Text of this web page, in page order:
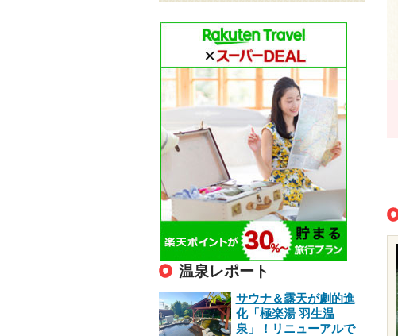
温泉レポート
サウナ＆露天が劇的進
化「極楽湯 羽生温
泉」！リニューアルで